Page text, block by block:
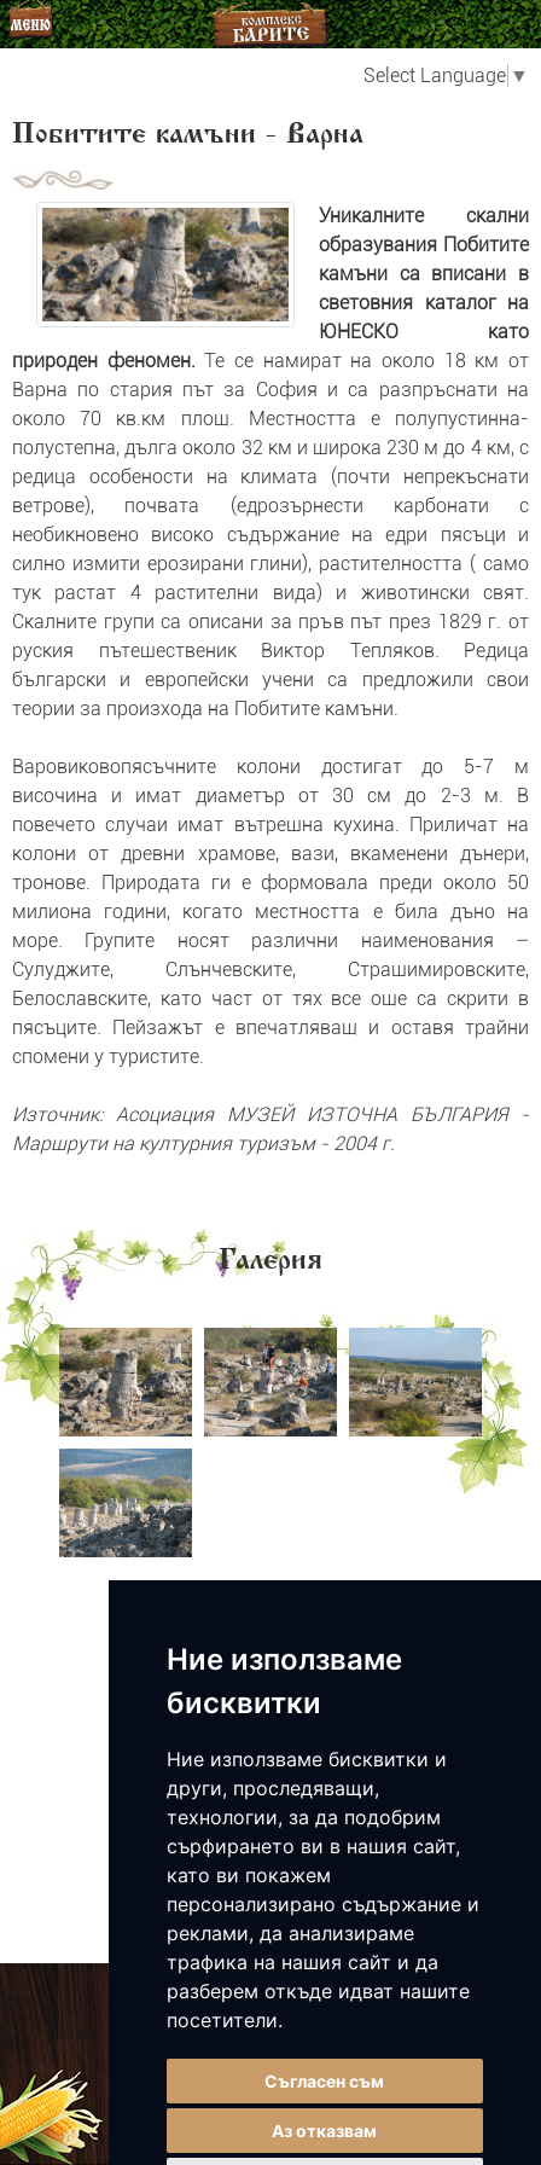
Ние използваме
бисквитки
Ние използваме бисквитки и
други, проследяващи,
технологии, за да подобрим
сърфирането ви в нашия сайт,
като ви покажем
персонализирано съдържание и
реклами, да анализираме
трафика на нашия сайт и да
разберем откъде идват нашите
посетители.
Съгласен съм
Аз отказвам
Select Language ▼
Побитите камъни - Варна
Уникалните скални
образувания Побитите
камъни са вписани в
световния каталог на
ЮНЕСКО като
природен феномен. Те се намират на около 18 км от
Варна по стария път за София и са разпръснати на
около 70 кв.км площ. Местността е полупустинна-
полустепна, дълга около 32 км и широка 230 м до 4 км, с
редица особености на климата (почти непрекъснати
ветрове), почвата (едрозърнести карбонати с
необикновено високо съдържание на едри пясъци и
силно измити ерозирани глини), растителността ( само
тук растат 4 растителни вида) и животински свят.
Скалните групи са описани за пръв път през 1829 г. от
руския пътешественик Виктор Тепляков. Редица
български и европейски учени са предложили свои
теории за произхода на Побитите камъни.
Варовиковопясъчните колони достигат до 5-7 м
височина и имат диаметър от 30 см до 2-3 м. В
повечето случаи имат вътрешна кухина. Приличат на
колони от древни храмове, вази, вкаменени дънери,
тронове. Природата ги е формовала преди около 50
милиона години, когато местността е била дъно на
море. Групите носят различни наименования –
Сулуджите, Слънчевските, Страшимировските,
Белославските, като част от тях все още са скрити в
пясъците. Пейзажът е впечатляващ и оставя трайни
спомени у туристите.
Източник: Асоциация МУЗЕЙ ИЗТОЧНА БЪЛГАРИЯ -
Маршрути на културния туризъм - 2004 г.
Галерия
Побитите камъни - Варна
Чернево
Музей на мозайките - Девня
солница Провадия крепост
Овеч скални манастири
Адрес: с.Чернево, обл. Варненска
GPS: 43.288248, 27.619947
0885 141953
2026, Всички права запазени.